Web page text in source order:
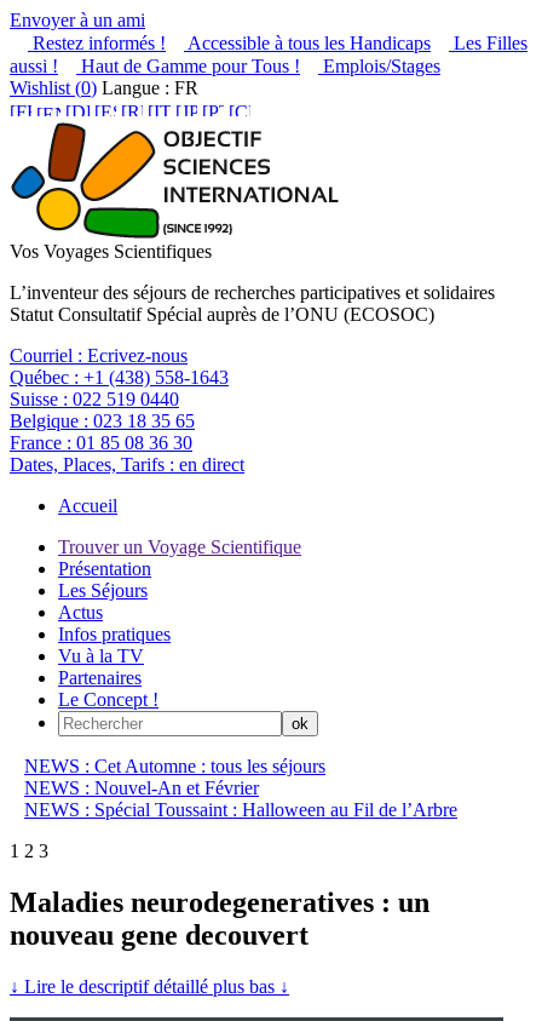
Envoyer à un ami
Restez informés !
Accessible à tous les Handicaps
Les Filles
aussi !
Haut de Gamme pour Tous !
Emplois/Stages
Wishlist (0) Langue : FR
Vos Voyages Scientifiques
L’inventeur des séjours de recherches participatives et solidaires
Statut Consultatif Spécial auprès de l’ONU (ECOSOC)
Courriel : Ecrivez-nous
Québec : +1 (438) 558-1643
Suisse : 022 519 0440
Belgique : 023 18 35 65
France : 01 85 08 36 30
Dates, Places, Tarifs : en direct
Accueil
Trouver un Voyage Scientifique
Présentation
Les Séjours
Actus
Infos pratiques
Vu à la TV
Partenaires
Le Concept !
NEWS : Cet Automne : tous les séjours
NEWS : Nouvel-An et Février
NEWS : Spécial Toussaint : Halloween au Fil de l’Arbre
1 2 3
Maladies neurodegeneratives : un
nouveau gene decouvert
↓ Lire le descriptif détaillé plus bas ↓